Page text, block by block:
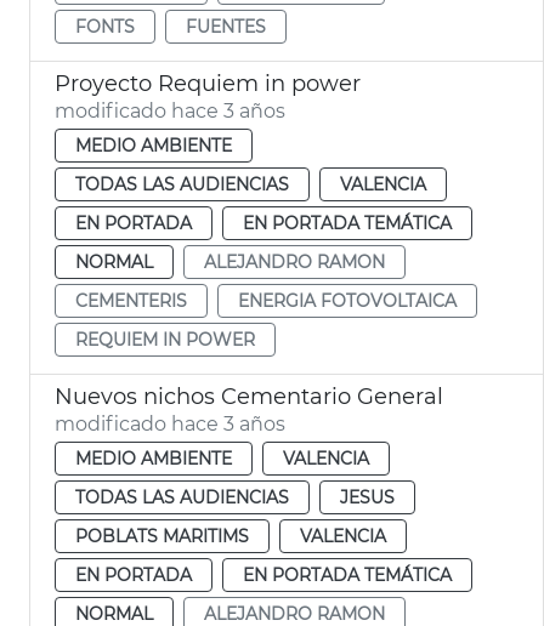
FONTS
FUENTES
Proyecto Requiem in power
modificado hace 3 años
MEDIO AMBIENTE
TODAS LAS AUDIENCIAS
VALENCIA
EN PORTADA
EN PORTADA TEMÁTICA
NORMAL
ALEJANDRO RAMON
CEMENTERIS
ENERGIA FOTOVOLTAICA
REQUIEM IN POWER
Nuevos nichos Cementario General
modificado hace 3 años
MEDIO AMBIENTE
VALENCIA
TODAS LAS AUDIENCIAS
JESUS
POBLATS MARITIMS
VALENCIA
EN PORTADA
EN PORTADA TEMÁTICA
NORMAL
ALEJANDRO RAMON